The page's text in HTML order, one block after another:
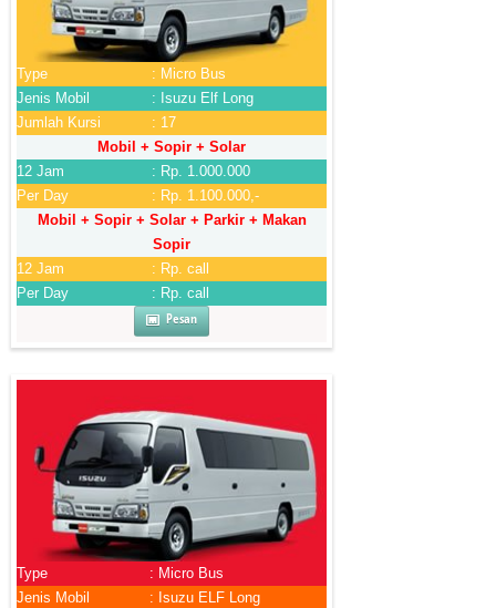
Type
: Micro Bus
Jenis Mobil
: Isuzu Elf Long
Jumlah Kursi
: 17
Mobil + Sopir + Solar
12 Jam
: Rp. 1.000.000
Per Day
: Rp. 1.100.000,-
Mobil + Sopir + Solar + Parkir + Makan
Sopir
12 Jam
: Rp. call
Per Day
: Rp. call
Pesan
Type
: Micro Bus
Jenis Mobil
: Isuzu ELF Long